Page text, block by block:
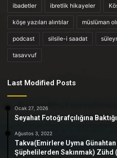
ibadetler ibretlik hikayeler
köşe yazıları alıntılar müslüman
podcast silsile-i saadat
tasavvuf
Last Modified Posts
Ocak 27, 2026
Seyahat Fotoğrafçılığına
Ağustos 3, 2022
Takva(Emirlere Uyma
Şüphelilerden Sakınmak) Zühd